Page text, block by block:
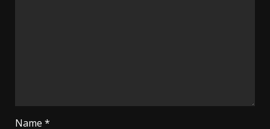
Name *